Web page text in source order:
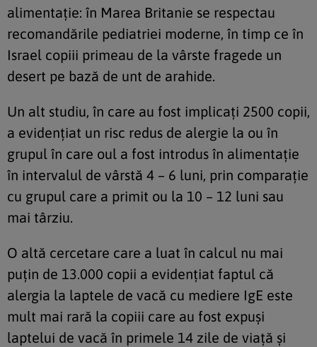
alimentație: în Marea Britanie se respectau
recomandările pediatriei moderne, în timp ce în
Israel copiii primeau de la vârste fragede un
desert pe bază de unt de arahide.
Un alt studiu, în care au fost implicați 2500 copii,
a evidențiat un risc redus de alergie la ou în
grupul în care oul a fost introdus în alimentație
în intervalul de vârstă 4 – 6 luni, prin comparație
cu grupul care a primit ou la 10 – 12 luni sau
mai târziu.
O altă cercetare care a luat în calcul nu mai
puțin de 13.000 copii a evidențiat faptul că
alergia la laptele de vacă cu mediere IgE este
mult mai rară la copiii care au fost expuși
laptelui de vacă în primele 14 zile de viață și